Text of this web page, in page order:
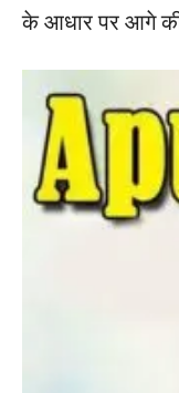
के आधार पर आगे की